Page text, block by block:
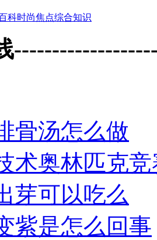
科时尚焦点综合知识
骨汤怎么做
术奥林匹克竞
芽可以吃么
紫是怎么回事